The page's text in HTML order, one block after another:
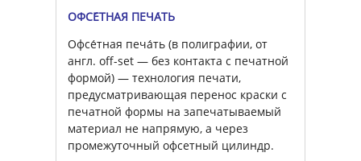
ОФСЕ́ТНАЯ ПЕЧА́ТЬ
Офсе́тная печа́ть (в полиграфии, от
англ. off-set — без контакта с печатной
формой) — технология печати,
предусматривающая перенос краски с
печатной формы на запечатываемый
материал не напрямую, а через
промежуточный офсетный цилиндр.